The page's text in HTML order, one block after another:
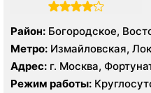
Район: Богородское,
Измайлово, Соколиная
Метро: Измайловская,
Преображенская
Адрес: г. Москва,
Режим работы: